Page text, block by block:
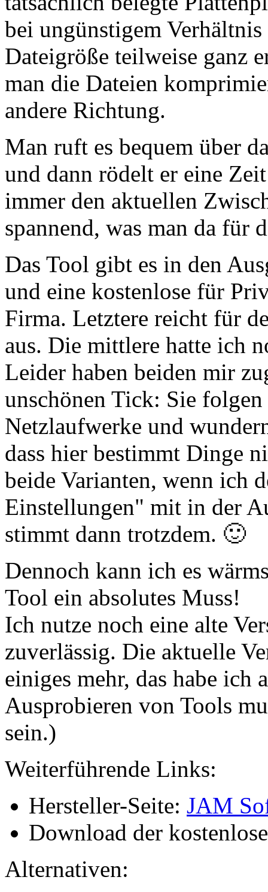
bei ungünstigem
Dateigröße teilweise ganz
man die Dateien
andere Richtung.
Man ruft es bequem über
und dann rödelt er eine
immer den aktuellen
spannend, was man da
Das Tool gibt es in den
und eine kostenlose für
Firma. Letztere reicht für
aus. Die mittlere hatte ich
Leider haben beiden mir
unschönen Tick: Sie
Netzlaufwerke und
dass hier bestimmt Dinge
beide Varianten, wenn ich
Einstellungen" mit in der
stimmt dann trotzdem. 🙂
Dennoch kann ich es
Tool ein absolutes Muss!
Ich nutze noch eine alte
zuverlässig. Die aktuelle
einiges mehr, das habe ich
Ausprobieren von Tools
sein.)
Weiterführende Links:
Hersteller-Seite: JAM
Download der
Alternativen: